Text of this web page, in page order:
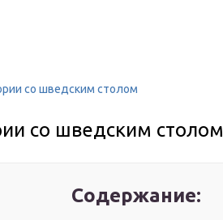
со шведским столом
со шведским столом
Содержание: